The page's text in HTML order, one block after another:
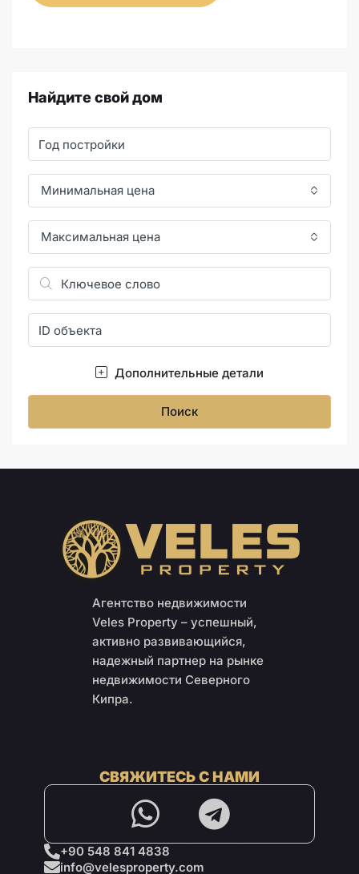
Найдите свой дом
Минимальная цена
Максимальная цена
Дополнительные детали
Поиск
Агентство недвижимости
Veles Property – успешный,
активно развивающийся,
надежный партнер на рынке
недвижимости Северного
Кипра.
СВЯЖИТЕСЬ С НАМИ
+90 548 841 4838
info@velesproperty.com